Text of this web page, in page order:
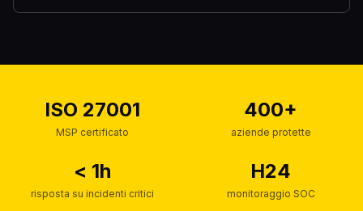
ISO 27001
MSP certificato
400+
aziende protette
< 1h
risposta su incidenti critici
H24
monitoraggio SOC